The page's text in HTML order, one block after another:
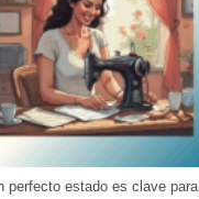
perfecto estado es clave para